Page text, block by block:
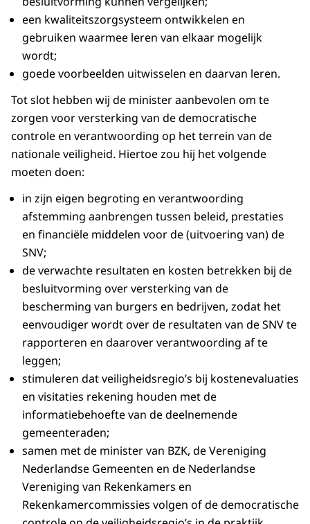
een kwaliteitszorgsysteem ontwikkelen en
gebruiken waarmee leren van elkaar mogelijk
wordt;
goede voorbeelden uitwisselen en daarvan leren.
Tot slot hebben wij de minister aanbevolen om te
zorgen voor versterking van de democratische
controle en verantwoording op het terrein van de
nationale veiligheid. Hiertoe zou hij het volgende
moeten doen:
in zijn eigen begroting en verantwoording
afstemming aanbrengen tussen beleid, prestaties
en financiële middelen voor de (uitvoering van) de
SNV;
de verwachte resultaten en kosten betrekken bij de
besluitvorming over versterking van de
bescherming van burgers en bedrijven, zodat het
eenvoudiger wordt over de resultaten van de SNV te
rapporteren en daarover verantwoording af te
leggen;
stimuleren dat veiligheidsregio’s bij kostenevaluaties
en visitaties rekening houden met de
informatiebehoefte van de deelnemende
gemeenteraden;
samen met de minister van BZK, de Vereniging
Nederlandse Gemeenten en de Nederlandse
Vereniging van Rekenkamers en
Rekenkamercommissies volgen of de democratische